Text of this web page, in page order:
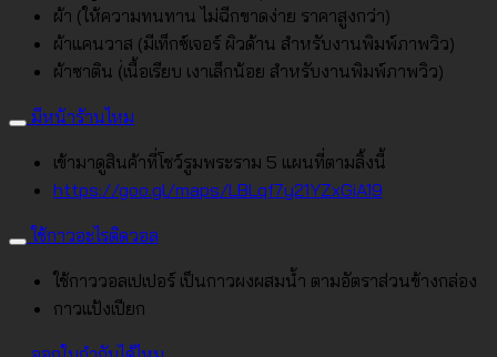
ผ้า (ให้ความทนทาน ไม่ฉีกขาดง่าย ราคาสูงกว่า)
ผ้าแคนวาส (มีเท็กซ์เจอร์ ผิวด้าน สำหรับงานพิมพ์ภาพวิว)
ผ้าซาติน (่เนื้อเรียบ เงาเล็กน้อย สำหรับงานพิมพ์ภาพวิว)
มีหน้าร้านไหม
เข้ามาดูสินค้าที่โชว์รูมพระราม 5 แผนที่ตามลิ้งนี้
https://goo.gl/maps/LBLqf7y21YZxGiA19
ใช้กาวอะไรติดวอล
ใช้กาววอลเปเปอร์ เป็นกาวผงผสมน้ำ ตามอัตราส่วนข้างกล่อง
กาวแป้งเปียก